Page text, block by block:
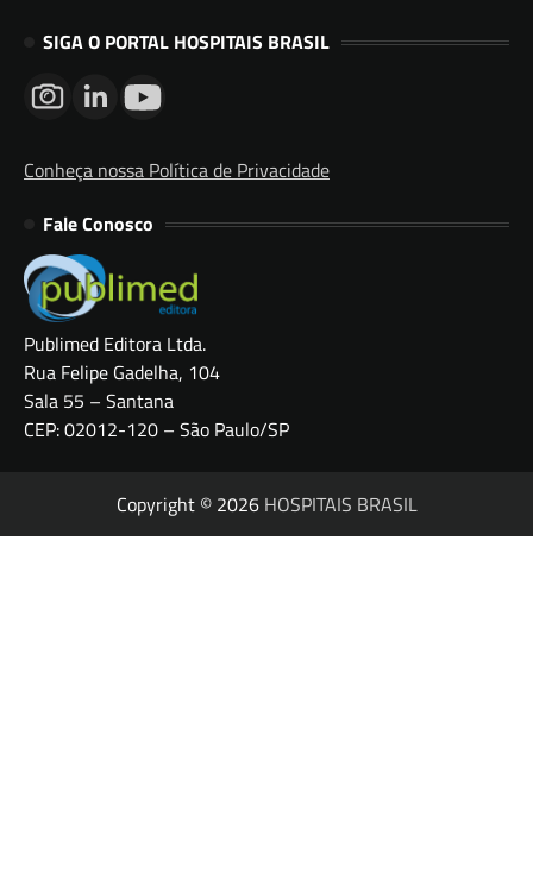
SIGA O PORTAL HOSPITAIS BRASIL
Conheça nossa Política de Privacidade
Fale Conosco
Publimed Editora Ltda.
Rua Felipe Gadelha, 104
Sala 55 – Santana
CEP: 02012-120 – São Paulo/SP
Copyright © 2026 HOSPITAIS BRASIL